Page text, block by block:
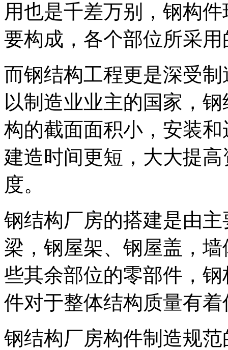
用也是千差万别，钢构
要构成，各个部位所采
而钢结构工程更是深受
以制造业业主的国家，
构的截面面积小，安装
建造时间更短，大大提
度。
钢结构厂房的搭建是由
梁，钢屋架、钢屋盖，
些其余部位的零部件，
件对于整体结构质量有
钢结构厂房构件制造规